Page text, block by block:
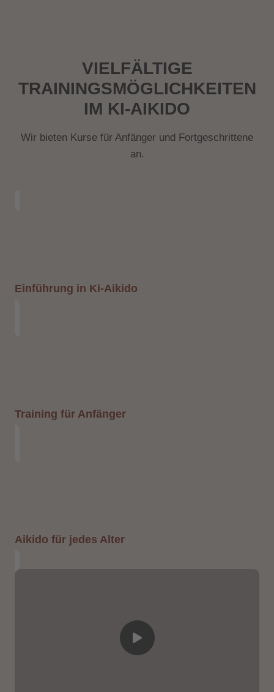
VIELFÄLTIGE
TRAININGSMÖGLICHKEITEN
IM KI-AIKIDO
Wir bieten Kurse für Anfänger und Fortgeschrittene
an.
Einführung in Ki-Aikido
Training für Anfänger
Aikido für jedes Alter